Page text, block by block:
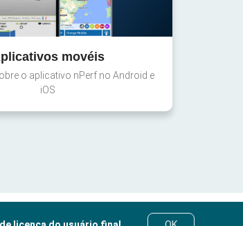
movéis
o aplicativo nPerf no Android e
iOS